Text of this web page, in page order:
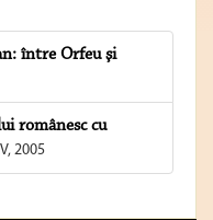
între Orfeu şi
românesc cu
2005